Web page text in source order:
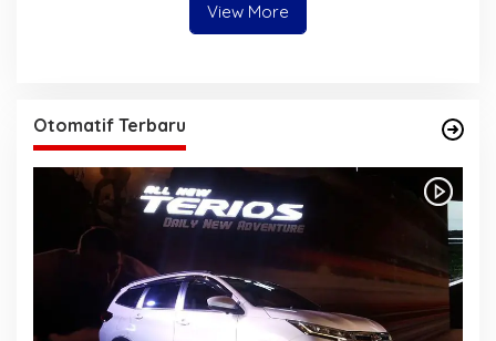
View More
Otomatif Terbaru